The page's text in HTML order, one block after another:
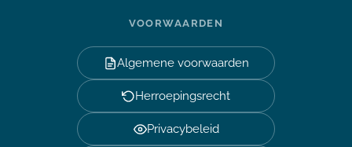
VOORWAARDEN
Algemene voorwaarden
Herroepingsrecht
Privacybeleid